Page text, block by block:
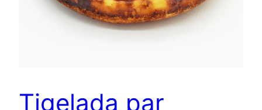
Tigelada par